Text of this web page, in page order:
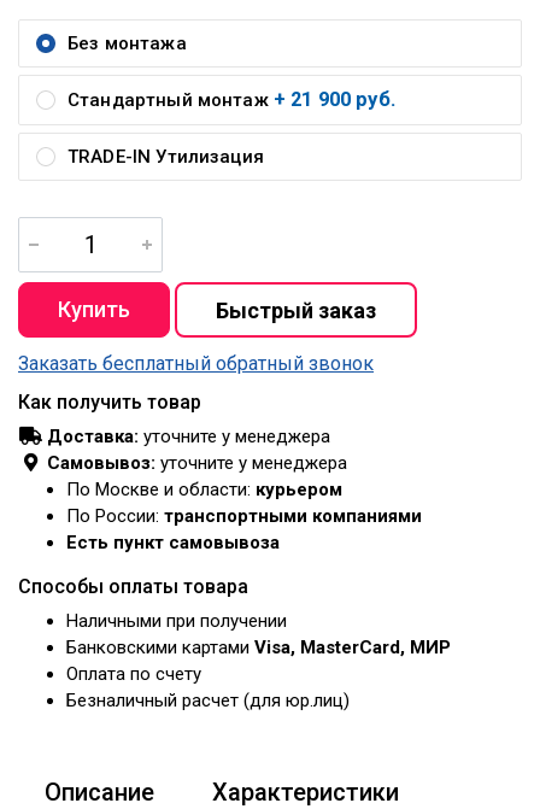
Без монтажа
Стандартный монтаж + 21 900 руб.
TRADE-IN Утилизация
Заказать бесплатный обратный звонок
Как получить товар
Доставка: уточните у менеджера
Самовывоз: уточните у менеджера
По Москве и области: курьером
По России: транспортными компаниями
Есть пункт самовывоза
Способы оплаты товара
Наличными при получении
Банковскими картами Visa, MasterCard, МИР
Оплата по счету
Безналичный расчет (для юр.лиц)
Описание Характеристики